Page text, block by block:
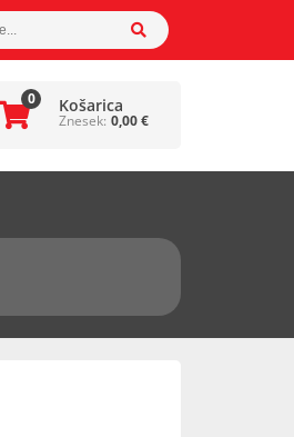
Košarica
0
Znesek: 0,00€